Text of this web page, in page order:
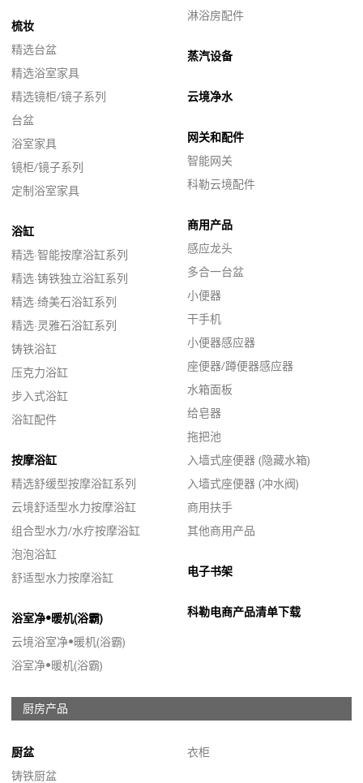
梳妆
精选台盆
精选浴室家具
精选镜柜/镜子系列
台盆
浴室家具
镜柜/镜子系列
定制浴室家具
浴缸
精选·智能按摩浴缸系列
精选·铸铁独立浴缸系列
精选·绮美石浴缸系列
精选·灵雅石浴缸系列
铸铁浴缸
压克力浴缸
步入式浴缸
浴缸配件
按摩浴缸
精选舒缓型按摩浴缸系列
云境舒适型水力按摩浴缸
组合型水力/水疗按摩浴缸
泡泡浴缸
舒适型水力按摩浴缸
浴室净•暖机(浴霸)
云境浴室净•暖机(浴霸)
浴室净•暖机(浴霸)
淋浴房配件
蒸汽设备
云境净水
网关和配件
智能网关
科勒云境配件
商用产品
感应龙头
多合一台盆
小便器
干手机
小便器感应器
座便器/蹲便器感应器
水箱面板
给皂器
拖把池
入墙式座便器 (隐藏水箱)
入墙式座便器 (冲水阀)
商用扶手
其他商用产品
电子书架
科勒电商产品清单下载
厨房产品
厨盆
铸铁厨盆
衣柜